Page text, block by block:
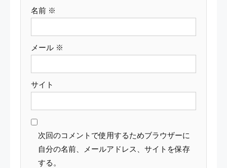
名前 ※
メール ※
サイト
次回のコメントで使用するためブラウザーに
自分の名前、メールアドレス、サイトを保存
する。